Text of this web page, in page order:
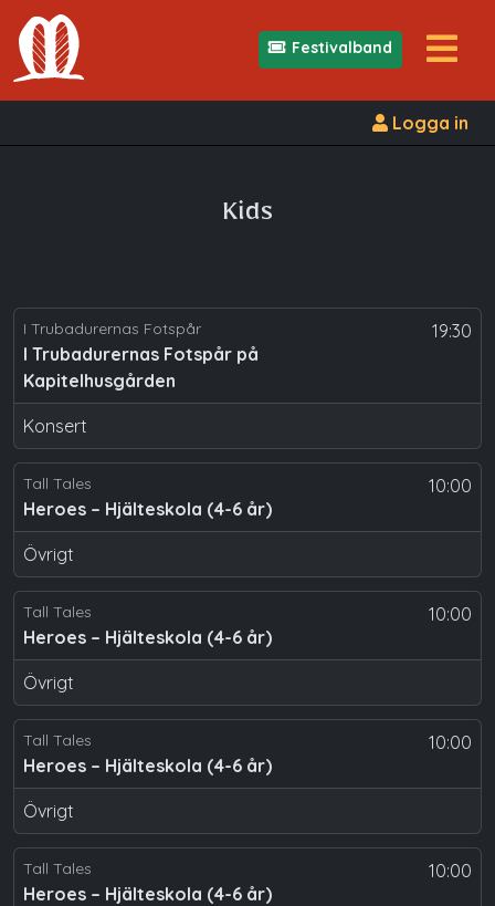
Festivalband
Logga in
Kids
19:30
I Trubadurernas Fotspår
I Trubadurernas Fotspår på
Kapitelhusgården
Konsert
10:00
Tall Tales
Heroes – Hjälteskola (4-6 år)
Övrigt
10:00
Tall Tales
Heroes – Hjälteskola (4-6 år)
Övrigt
10:00
Tall Tales
Heroes – Hjälteskola (4-6 år)
Övrigt
10:00
Tall Tales
Heroes – Hjälteskola (4-6 år)